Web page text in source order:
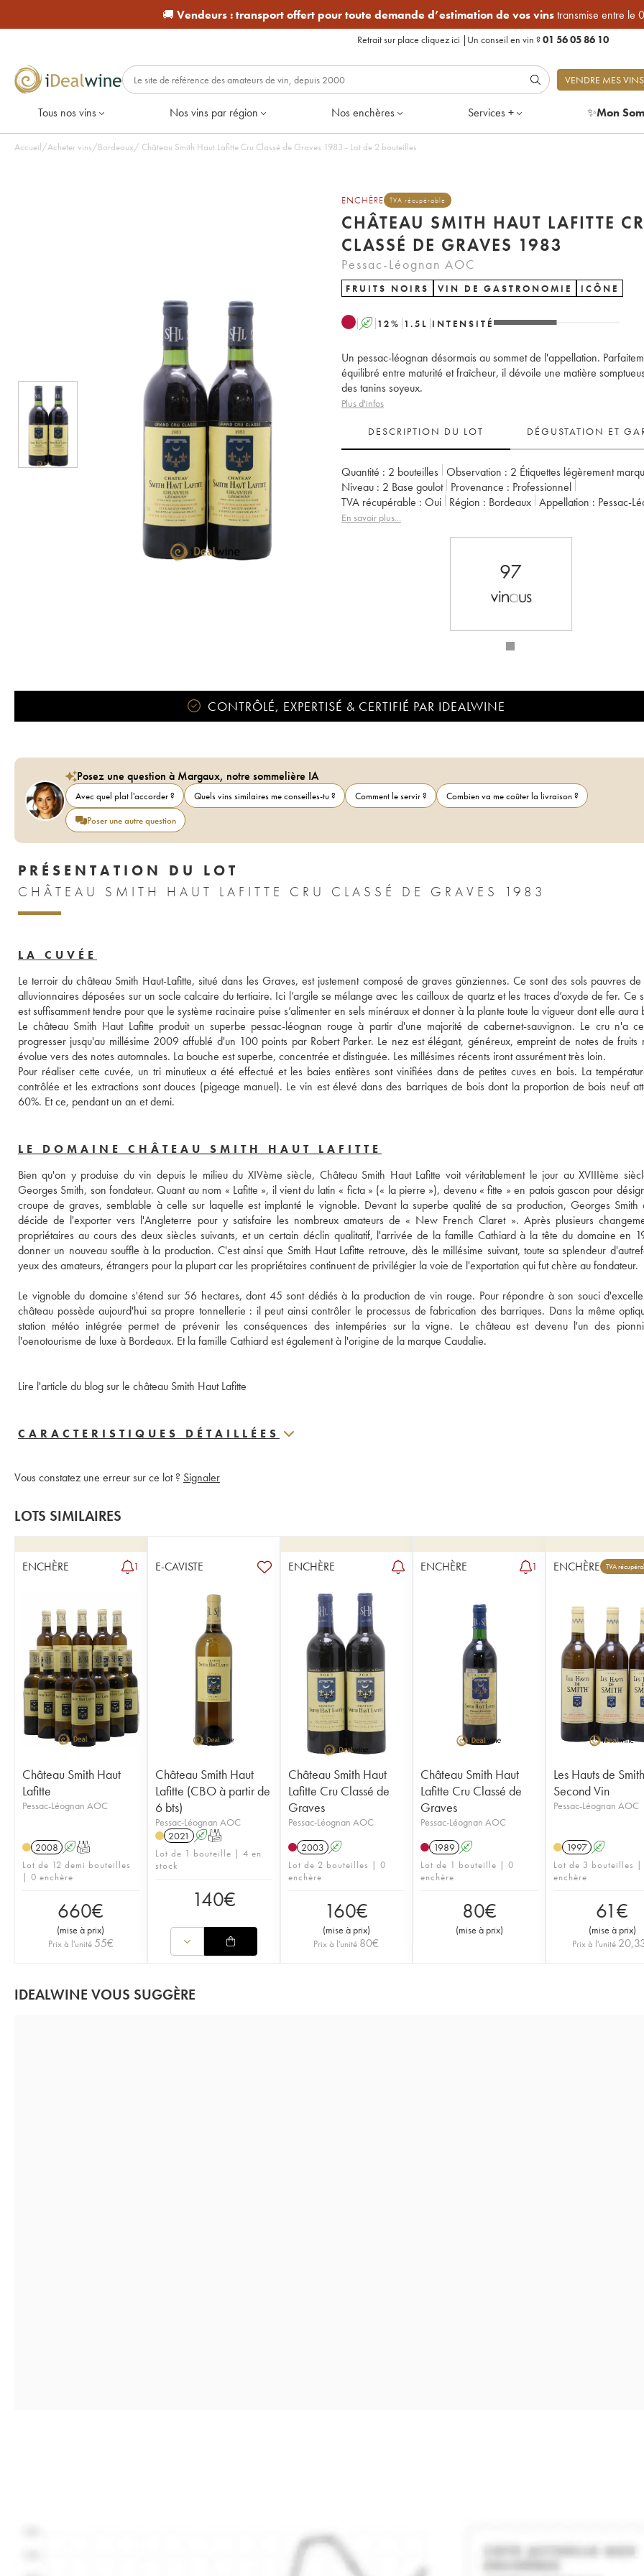
🚚 Vendeurs :transport offert pour toute demande d’estimation de vos vinstransmise entre le
Retrait sur place cliquez ici | Un conseil en vin ?01 56 05 86 10
VENDRE MES VINS
Tous nos vins Nos vins par région Nos enchères Services + ✨Mon
Accueil/Acheter vins/Bordeaux/ Château Smith Haut Lafitte Cru Classé de Graves 1983 - Lot de 2 bouteilles
ENCHÈRE TVA récupérable
CHÂTEAU SMITH HAUT LAFITTE
CLASSÉ DE GRAVES 1983
Pessac-Léognan AOC
FRUITS NOIRS VIN DE GASTRONOMIE ICÔNE
A 12% 1.5 L INTENSITÉ
Un pessac-léognan désormais au sommet de l'appellation.
équilibré entre maturité et fraîcheur, il dévoile une matière
des tanins soyeux.
Plus d'infos
DESCRIPTION DU LOT DÉGUSTATION ET
Quantité : 2 bouteilles Observation : 2 Étiquettes légèrement
Niveau : 2 Base goulot Provenance :
professionnel
TVA récupérable :
oui Région : Bordeaux Appellation : Pessac-
Classement :
En savoir plus...
97
CONTRÔLÉ, EXPERTISÉ & CERTIFIÉ PAR IDEALWINE
Posez une question à Margaux, notre sommelière IA
Avec quel plat l'accorder ? Quels vins similaires me conseilles-tu ? Comment le servir ?
Combien va me coûter la livraison ?
Poser une autre question
PRÉSENTATION DU LOT
CHÂTEAU SMITH HAUT LAFITTE CRU CLASSÉ DE GRAVES 1983
LA CUVÉE
Le terroir du château Smith Haut-Lafitte, situé dans les Graves, est justement composé de graves günziennes. Ce sont des sols pauvres
alluvionnaires déposées sur un socle calcaire du tertiaire. Ici l’argile se mélange avec les cailloux de quartz et les traces d’oxyde de fer. Ce
Le château Smith Haut Lafitte produit un superbe pessac-léognan rouge à partir d'une majorité de cabernet-sauvignon. Le cru n'a
progresser jusqu'au millésime 2009 affublé d'un 100 points par Robert Parker. Le nez est élégant, généreux, empreint de notes de fruits
évolue vers des notes automnales. La bouche est superbe, concentrée et distinguée. Les millésimes récents iront assurément très loin.
Pour réaliser cette cuvée, un tri minutieux a été effectué et les baies entières sont vinifiées dans de petites cuves en bois. La
contrôlée et les extractions sont douces (pigeage manuel). Le vin est élevé dans des barriques de bois dont la proportion de bois neuf
60%. Et ce, pendant un an et demi.
LE DOMAINE CHÂTEAU SMITH HAUT LAFITTE
Bien qu'on y produise du vin depuis le milieu du XIVème siècle, Château Smith Haut Lafitte voit véritablement le jour au XVIIIème
Georges Smith, son fondateur. Quant au nom « Lafitte », il vient du latin « ficta » (« la pierre »), devenu « fitte » en patois gascon pour
croupe de graves, semblable à celle sur laquelle est implanté le vignoble. Devant la superbe qualité de sa production, Georges Smith
décide de l'exporter vers l'Angleterre pour y satisfaire les nombreux amateurs de « New French Claret ». Après plusieurs
propriétaires au cours des deux siècles suivants, et un certain déclin qualitatif, l'arrivée de la famille Cathiard à la tête du domaine en
donner un nouveau souffle à la production. C'est ainsi que Smith Haut Lafitte retrouve, dès le millésime suivant, toute sa splendeur
yeux des amateurs, étrangers pour la plupart car les propriétaires continuent de privilégier la voie de l'exportation qui fut chère au fondateur.
Le vignoble du domaine s'étend sur 56 hectares, dont 45 sont dédiés à la production de vin rouge. Pour répondre à son souci
château possède aujourd'hui sa propre tonnellerie : il peut ainsi contrôler le processus de fabrication des barriques. Dans la même
station météo intégrée permet de prévenir les conséquences des intempéries sur la vigne. Le château est devenu l'un des
l'oenotourisme de luxe à Bordeaux. Et la famille Cathiard est également à l'origine de la marque Caudalie.
Lire l'article du blog sur le château Smith Haut Lafitte
CARACTERISTIQUES DÉTAILLÉES
Vous constatez une erreur sur ce lot ? Signaler
LOTS SIMILAIRES
ENCHÈRE 1
Château Smith Haut
Lafitte
Pessac-Léognan AOC
2008 AT
Lot de 12 demi bouteilles
| 0 enchère
660€
(mise à prix)
Prix à l'unité 55€
E-CAVISTE
Château Smith Haut
Lafitte (CBO à partir de
6 bts)
Pessac-Léognan AOC
2021 AT
Lot de 1 bouteille | 4 en
stock
140€
ENCHÈRE
Château Smith Haut
Lafitte Cru Classé de
Graves
Pessac-Léognan AOC
2003 A
Lot de 2 bouteilles | 0
enchère
160€
(mise à prix)
Prix à l'unité 80€
ENCHÈRE 1
Château Smith Haut
Lafitte Cru Classé de
Graves
Pessac-Léognan AOC
1989 A
Lot de 1 bouteille | 0
enchère
80€
(mise à prix)
ENCHÈRE TVA
Les Hauts de
Second Vin
Pessac-Léognan AOC
1997 A
Lot de 3 bouteilles
enchère
61€
(mise à prix)
Prix à l'unité
IDEALWINE VOUS SUGGÈRE